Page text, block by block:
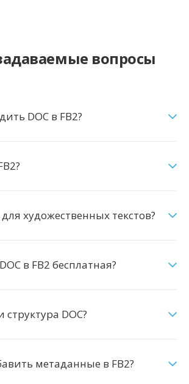
вопросы
DOC в FB2?
художественных текстов?
в FB2 бесплатная?
DOC?
метаданные в FB2?